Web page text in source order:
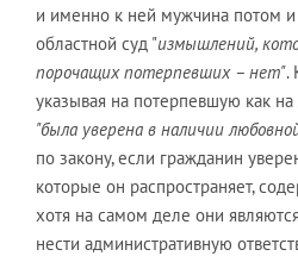
и именно к ней мужчина потом
областной суд "измышлений,
порочащих потерпевших – нет".
указывая на потерпевшую как
"была уверена в наличии
по закону, если гражданин
которые он распространяет,
хотя на самом деле они
нести административную